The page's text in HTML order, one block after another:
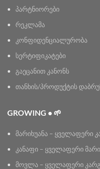
პარტნიორები
რეკლამა
კონფიდენციალურობა
სერტიფიკატები
გაეცანით კანონს
თანხის/პროდუქტის
GROWING • 🌱
მარიხუანა – ყველაფერი
კანაფი – ყველაფერი
მოვლა – ყველაფერი